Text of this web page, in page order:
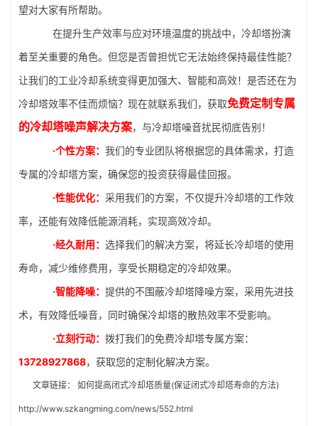
望对大家有所帮助。
在提升生产效率与应对环境温度的挑战中，冷却塔扮演
着至关重要的角色。但您是否曾担忧它无法始终保持最佳性能？
让我们的工业冷却系统变得更加强大、智能和高效！是否还在为
冷却塔效率不佳而烦恼？现在就联系我们，获取免费定制专属
的冷却塔噪声解决方案，与冷却塔噪音扰民彻底告别！
·个性方案： 我们的专业团队将根据您的具体需求，打造
专属的冷却塔方案，确保您的投资获得最佳回报。
·性能优化： 采用我们的方案，不仅提升冷却塔的工作效
率，还能有效降低能源消耗，实现高效冷却。
·经久耐用： 选择我们的解决方案，将延长冷却塔的使用
寿命，减少维修费用，享受长期稳定的冷却效果。
·智能降噪： 提供的不围蔽冷却塔降噪方案，采用先进技
术，有效降低噪音，同时确保冷却塔的散热效率不受影响。
·立刻行动： 拨打我们的免费冷却塔专属方案：
13728927868，获取您的定制化解决方案。
文章链接： 如何提高闭式冷却塔质量(保证闭式冷却塔寿命的方法)
http://www.szkangming.com/news/552.html